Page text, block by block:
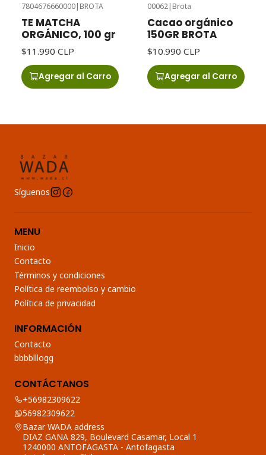
7804676660000| BROTA
TE MATCHA
ORGÁNICO, 100 gr
$11.990 CLP
Agregar al Carro
00062| Brota
Cacao orgánico
150GR BROTA
$10.990 CLP
Agregar al Carro
Síguenos
MENU
Inicio
Contacto
Términos y condiciones
Política de reembolso y cambio
Política de privacidad
INFORMACIÓN
Contacto
bbbblllogg
CONTÁCTANOS
+56982309622
56982309622
Bazar WADA address
DIAZ GANA 829, Boulevard Casamar, Local 1
1240000 ANTOFAGASTA - Antofagasta